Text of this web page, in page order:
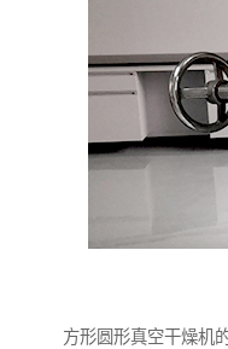
方形圆形真空干燥机